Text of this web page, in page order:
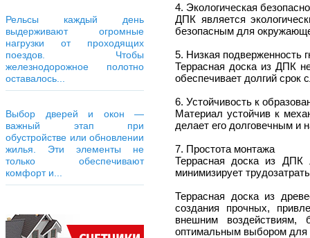
Рельсы каждый день
выдерживают огромные
нагрузки от проходящих
поездов. Чтобы
железнодорожное полотно
оставалось...
Выбор дверей и окон —
важный этап при
обустройстве или обновлении
жилья. Эти элементы не
только обеспечивают
комфорт и...
4. Экологическая
ДПК является
безопасным для
5. Низкая подверженность
Террасная доска из ДПК
обеспечивает долгий
6. Устойчивость к
Материал устойчив к
делает его долговечным и
7. Простота монтажа
Террасная доска из ДПК
минимизирует
Террасная доска из
создания прочных,
внешним воздействиям,
оптимальным выбором для